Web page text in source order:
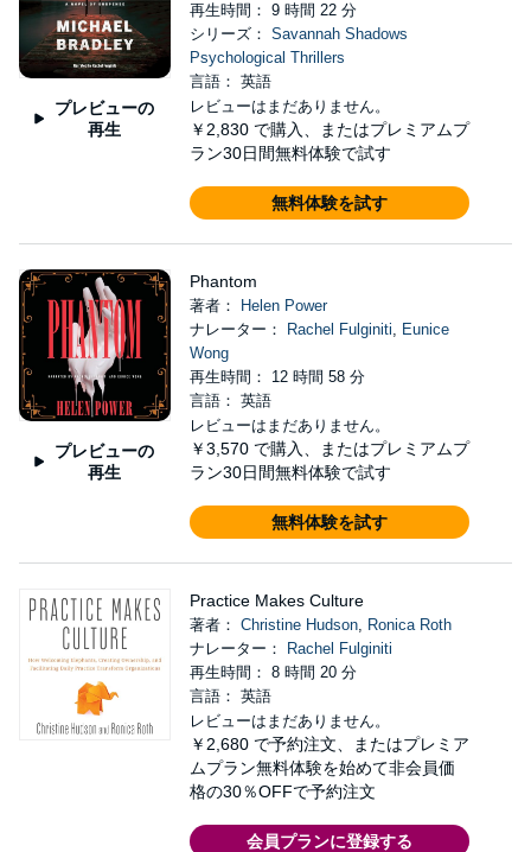
プレビューの
再生
再生時間： 9 時間 22 分
シリーズ： Savannah Shadows
Psychological Thrillers
言語： 英語
レビューはまだありません。
￥2,830 で購入、またはプレミアムプ
ラン30日間無料体験で試す
無料体験を試す
プレビューの
再生
Phantom
著者：
Helen Power
ナレーター：
Rachel Fulginiti, Eunice
Wong
再生時間： 12 時間 58 分
言語： 英語
レビューはまだありません。
￥3,570 で購入、またはプレミアムプ
ラン30日間無料体験で試す
無料体験を試す
Practice Makes Culture
著者： Christine Hudson, Ronica Roth
ナレーター：
Rachel Fulginiti
再生時間： 8 時間 20 分
言語： 英語
レビューはまだありません。
￥2,680 で予約注文、またはプレミア
ムプラン無料体験を始めて非会員価
格の30％OFFで予約注文
会員プランに登録する